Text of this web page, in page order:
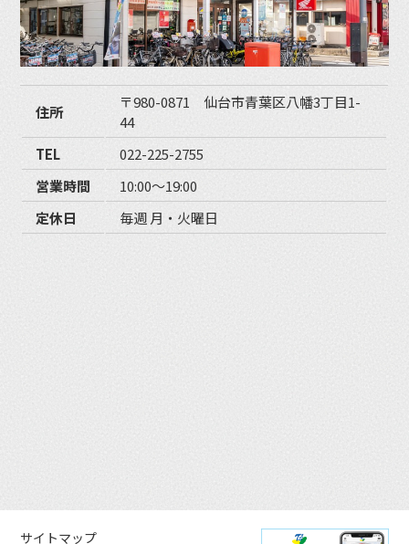
住所
〒980-0871 仙台市青葉区八幡3丁目1-
44
TEL
022-225-2755
営業時間
10:00〜19:00
定休日
毎週 月・火曜日
サイトマップ